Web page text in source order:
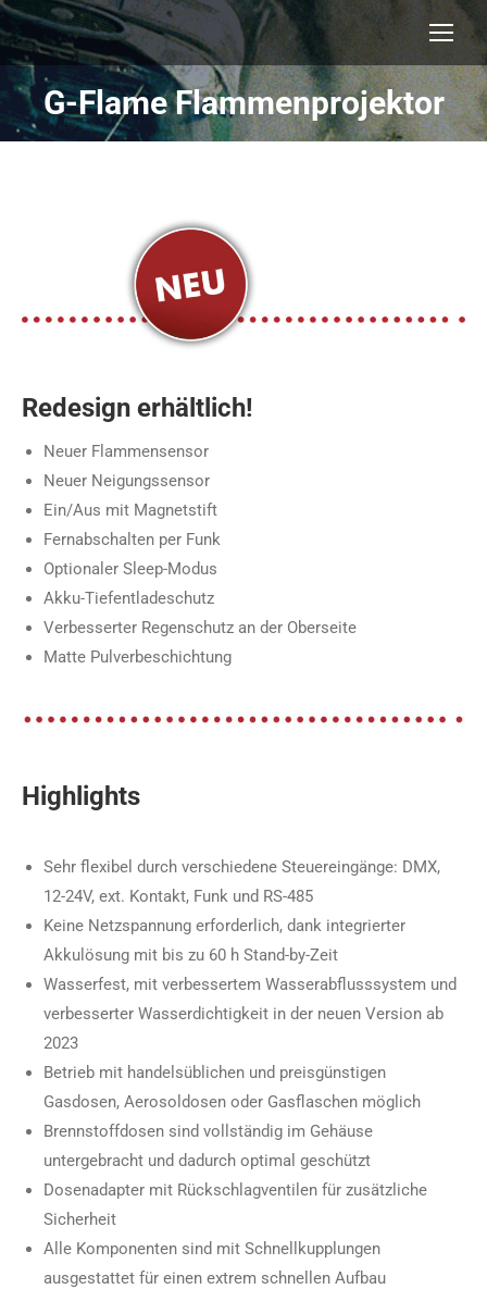
G-Flame Flammenprojektor
Redesign erhältlich!
Neuer Flammensensor
Neuer Neigungssensor
Ein/Aus mit Magnetstift
Fernabschalten per Funk
Optionaler Sleep-Modus
Akku-Tiefentladeschutz
Verbesserter Regenschutz an der Oberseite
Matte Pulverbeschichtung
Highlights
Sehr flexibel durch verschiedene Steuereingänge: DMX,
12-24V, ext. Kontakt, Funk und RS-485
Keine Netzspannung erforderlich, dank integrierter
Akkulösung mit bis zu 60 h Stand-by-Zeit
Wasserfest, mit verbessertem Wasserabflusssystem und
verbesserter Wasserdichtigkeit in der neuen Version ab
2023
Betrieb mit handelsüblichen und preisgünstigen
Gasdosen, Aerosoldosen oder Gasflaschen möglich
Brennstoffdosen sind vollständig im Gehäuse
untergebracht und dadurch optimal geschützt
Dosenadapter mit Rückschlagventilen für zusätzliche
Sicherheit
Alle Komponenten sind mit Schnellkupplungen
ausgestattet für einen extrem schnellen Aufbau